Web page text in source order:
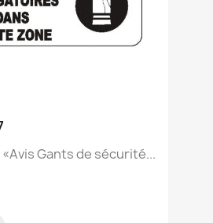
Gants de sécurité...